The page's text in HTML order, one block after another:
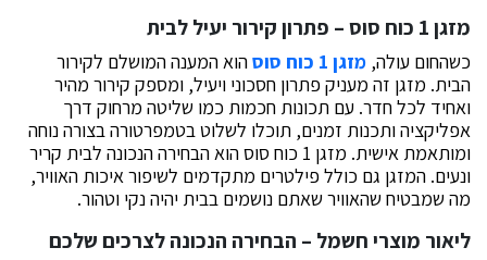
מזגן 1 כוח סוס – פתרון קירור יעיל לבית
כשהחום עולה, מזגן 1 כוח סוס
הוא המענה המושלם לקירור
הבית. מזגן זה מעניק פתרון חסכוני ויעיל, ומספק קירור מהיר
ואחיד לכל חדר. עם תכונות חכמות כמו שליטה מרחוק דרך
אפליקציה ותכנות זמנים, תוכלו לשלוט בטמפרטורה בצורה נוחה
ומותאמת אישית. מזגן 1 כוח סוס הוא הבחירה הנכונה לבית קריר
ונעים. המזגן גם כולל פילטרים מתקדמים לשיפור איכות האוויר,
מה שמבטיח שהאוויר שאתם נושמים בבית יהיה נקי וטהור.
ליאור מוצרי חשמל – הבחירה הנכונה לצרכים שלכם